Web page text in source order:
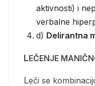
aktivnosti) i
verbalne
d) Delirantna
LEČENJE
Leči se kombinacijom sedativnih neuroleptika,